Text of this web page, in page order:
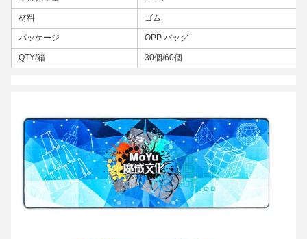
材料 ゴム
パッケージ OPP バッグ
QTY/箱 30個/60個